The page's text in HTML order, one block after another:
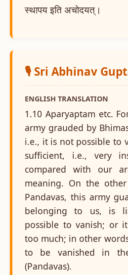
स्थापय इति अचोदयत्।
🎙️ Sri Abhinav
ENGLISH TRANSLATION
1.10 Aparyaptam etc.
army grauded by
i.e., it is not possible to
sufficient, i.e., very
compared with our
meaning. On the
Pandavas, this army
belonging to us, is
possible to vanish; or
too much; in other
to be vanished in
(Pandavas).